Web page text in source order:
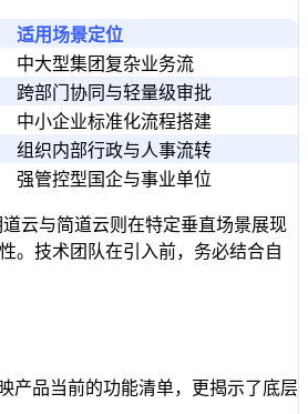
适用场景定位
中大型集团复杂业务流
跨部门协同与轻量级审批
中小企业标准化流程搭建
组织内部行政与人事流转
强管控型国企与事业单位
云与简道云则在特定垂直场景展现
。技术团队在引入前，务必结合自
产品当前的功能清单，更揭示了底层